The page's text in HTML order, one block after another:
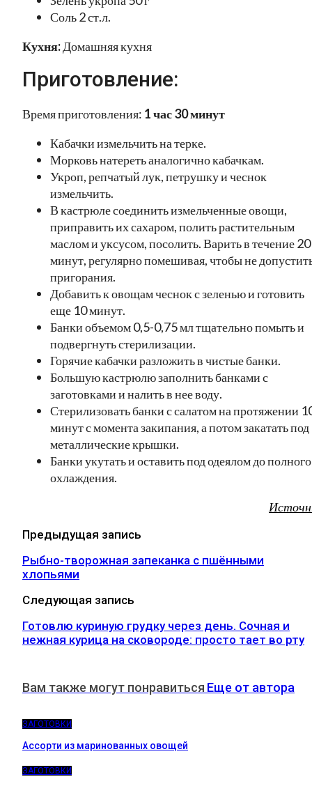
Соль 2 ст.л.
Кухня: Домашняя кухня
Приготовление:
Время приготовления: 1 час 30 минут
Кабачки измельчить на терке.
Морковь натереть аналогично кабачкам.
Укроп, репчатый лук, петрушку и чеснок
измельчить.
В кастрюле соединить измельченные овощи,
приправить их сахаром, полить растительным
маслом и уксусом, посолить. Варить в течение 20
минут, регулярно помешивая, чтобы не
пригорания.
Добавить к овощам чеснок с зеленью и готовить
еще 10 минут.
Банки объемом 0,5-0,75 мл тщательно помыть и
подвергнуть стерилизации.
Горячие кабачки разложить в чистые банки.
Большую кастрюлю заполнить банками с
заготовками и налить в нее воду.
Стерилизовать банки с салатом на протяжении
минут с момента закипания, а потом закатать под
металлические крышки.
Банки укутать и оставить под одеялом до полного
охлаждения.
Предыдущая запись
Рыбно-творожная запеканка с пшёнными
хлопьями
Следующая запись
Готовлю куриную грудку через день. Сочная и
нежная курица на сковороде: просто тает во рту
Вам также могут понравиться Еще от автора
ЗАГОТОВКИ
Ассорти из маринованных овощей
ЗАГОТОВКИ